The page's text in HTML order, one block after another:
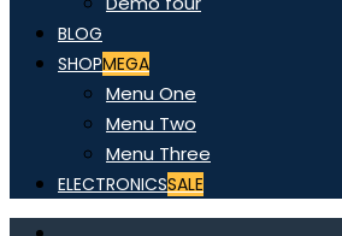
BLOG
SHOPMEGA
Menu One
Menu Two
Menu Three
ELECTRONICSSALE